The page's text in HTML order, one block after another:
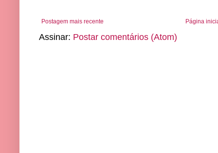
Postagem mais recente Página
Assinar: Postar comentários (Atom)